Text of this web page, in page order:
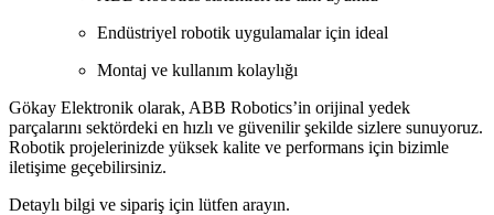
Endüstriyel robotik uygulamalar için ideal
Montaj ve kullanım kolaylığı
Gökay Elektronik olarak, ABB Robotics’in orijinal yedek
parçalarını sektördeki en hızlı ve güvenilir şekilde sizlere sunuyoruz.
Robotik projelerinizde yüksek kalite ve performans için bizimle
iletişime geçebilirsiniz.
Detaylı bilgi ve sipariş için lütfen arayın.